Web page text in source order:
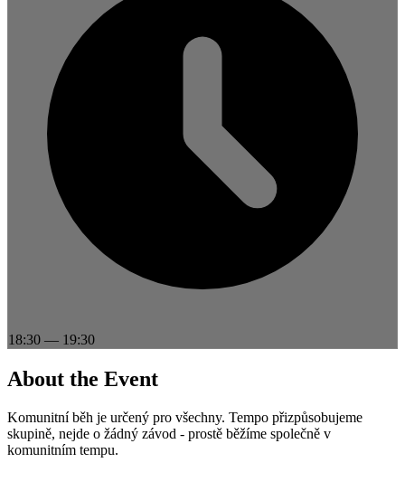
18:30 — 19:30
About the Event
Komunitní běh je určený pro všechny. Tempo přizpůsobujeme
skupině, nejde o žádný závod - prostě běžíme společně v
komunitním tempu.